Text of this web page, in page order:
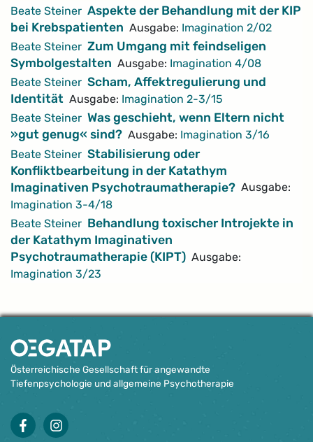
Artikel
Beate Steiner Aspekte der Behandlung mit der KIP
bei Krebspatienten Ausgabe: Imagination 2/02
Beate Steiner Zum Umgang mit feindseligen
Symbolgestalten Ausgabe: Imagination 4/08
Beate Steiner Scham, Affektregulierung und
Identität Ausgabe: Imagination 2-3/15
Beate Steiner Was geschieht, wenn Eltern nicht
»gut genug« sind? Ausgabe: Imagination 3/16
Beate Steiner Stabilisierung oder
Konfliktbearbeitung in der Katathym
Imaginativen Psychotraumatherapie? Ausgabe:
Imagination 3-4/18
Beate Steiner Behandlung toxischer Introjekte in
der Katathym Imaginativen
Psychotraumatherapie (KIPT) Ausgabe:
Imagination 3/23
Österreichische Gesellschaft für angewandte
Tiefenpsychologie und allgemeine Psychotherapie
facebookinstagram